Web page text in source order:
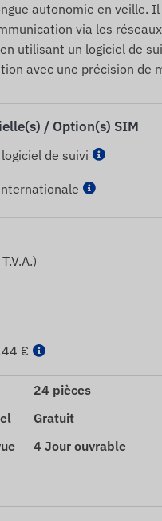
autonomie en veille.
via les
en utilisant un logiciel de
avec une précision de
/ Option(s) SIM
de suivi
€
24 pièces
Gratuit
4 Jour ouvrable